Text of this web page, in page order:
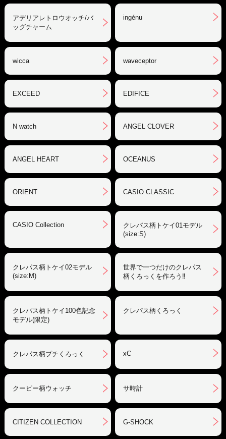
アデリアレトロウオッチ/バ
ッグチャーム
ingénu
wicca waveceptor
EXCEED EDIFICE
N watch ANGEL CLOVER
ANGEL HEART OCEANUS
ORIENT CASIO CLASSIC
CASIO Collection
クレパス柄トケイ01モデル
(size:S)
クレパス柄トケイ02モデル
(size:M)
世界で一つだけのクレパス
柄くろっくを作ろう‼︎
クレパス柄トケイ100色記念
モデル(限定)
クレパス柄くろっく
クレパス柄プチくろっく xC
クーピー柄ウォッチ サ時計
CITIZEN COLLECTION G-SHOCK